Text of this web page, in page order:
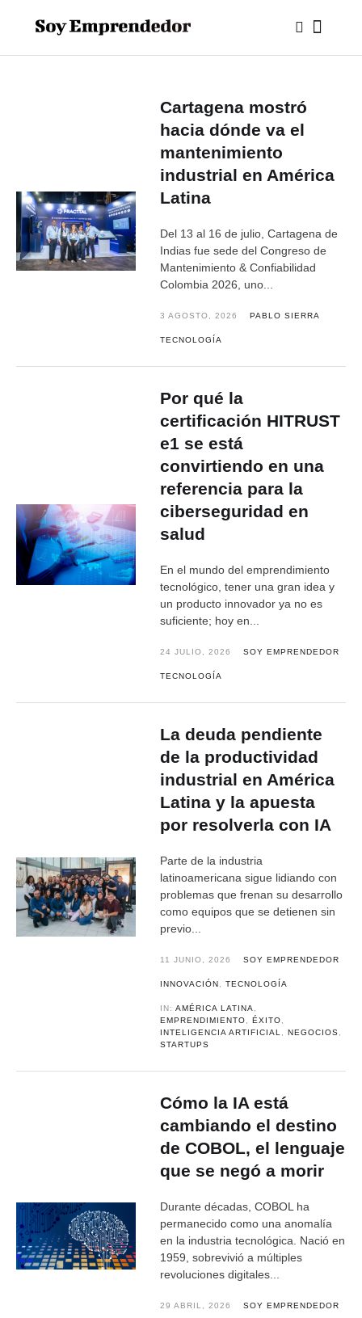
Cartagena mostró
hacia dónde va el
mantenimiento
industrial en América
Latina
Del 13 al 16 de julio, Cartagena de
Indias fue sede del Congreso de
Mantenimiento & Confiabilidad
Colombia 2026, uno...
3 AGOSTO, 2026 PABLO SIERRA
TECNOLOGÍA
Por qué la
certificación HITRUST
e1 se está
convirtiendo en una
referencia para la
ciberseguridad en
salud
En el mundo del emprendimiento
tecnológico, tener una gran idea y
un producto innovador ya no es
suficiente; hoy en...
24 JULIO, 2026 SOY EMPRENDEDOR
TECNOLOGÍA
La deuda pendiente
de la productividad
industrial en América
Latina y la apuesta
por resolverla con IA
Parte de la industria
latinoamericana sigue lidiando con
problemas que frenan su desarrollo
como equipos que se detienen sin
previo...
11 JUNIO, 2026 SOY EMPRENDEDOR
INNOVACIÓN ,TECNOLOGÍA
IN:AMÉRICA LATINA
EMPRENDIMIENTO
,ÉXITO
INTELIGENCIA ARTIFICIAL
,NEGOCIOS
STARTUPS
Cómo la IA está
cambiando el destino
de COBOL, el lenguaje
que se negó a morir
Durante décadas, COBOL ha
permanecido como una anomalía
en la industria tecnológica. Nació en
1959, sobrevivió a múltiples
revoluciones digitales...
29 ABRIL, 2026 SOY EMPRENDEDOR